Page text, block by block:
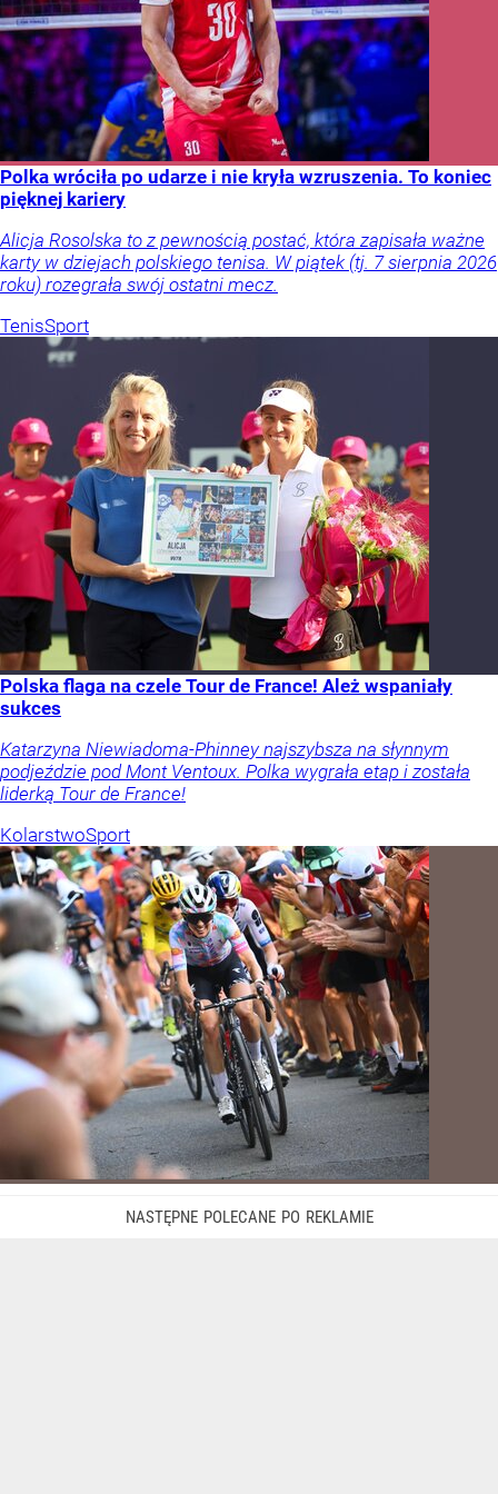
Polka wróciła po udarze i nie kryła wzruszenia. To koniec
pięknej kariery
Alicja Rosolska to z pewnością postać, która zapisała ważne
karty w dziejach polskiego tenisa. W piątek (tj. 7 sierpnia 2026
roku) rozegrała swój ostatni mecz.
TenisSport
Polska flaga na czele Tour de France! Ależ wspaniały
sukces
Katarzyna Niewiadoma-Phinney najszybsza na słynnym
podjeździe pod Mont Ventoux. Polka wygrała etap i została
liderką Tour de France!
KolarstwoSport